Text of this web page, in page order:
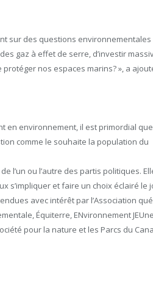
sur des questions environnementales
gaz à effet de serre, d’investir
nos espaces marins? », a
en environnement, il est primordial
comme le souhaite la population du
l’un ou l’autre des partis politiques.
s’impliquer et faire un choix éclairé le
avec intérêt par l’Association
Équiterre, ENvironnement
pour la nature et les Parcs du